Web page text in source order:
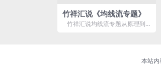
竹祥汇说《均线流专题》
竹祥汇说均线流专题从原理到
本站